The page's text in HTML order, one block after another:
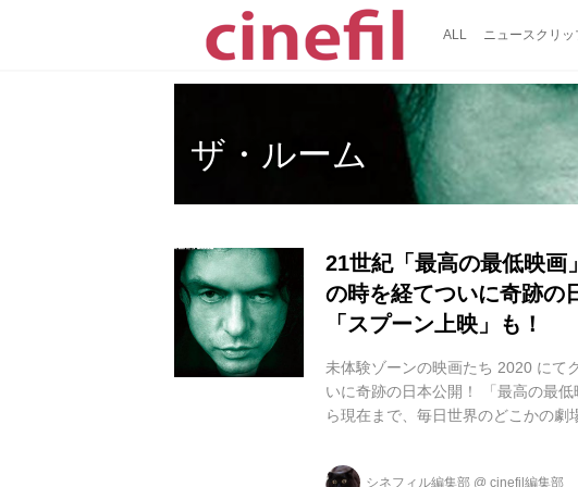
ALL ニュースクリッ
ザ・ルーム
21世紀「最高の最低映画
の時を経てついに奇跡の
「スプーン上映」も！
未体験ゾーンの映画たち 2020 にて
いに奇跡の日本公開！ 「最高の最
ら現在まで、毎日世界のどこかの劇
か。『ザ・ルーム』は唯一無二の
シネフィル編集部 @ cinefil編集部